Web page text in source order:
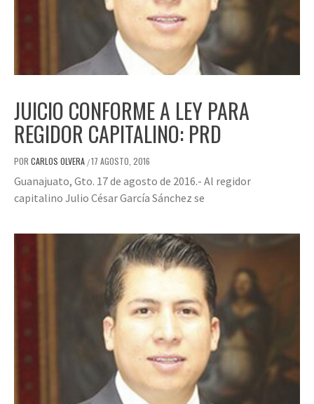
JUICIO CONFORME A LEY PARA
REGIDOR CAPITALINO: PRD
POR CARLOS OLVERA /17 AGOSTO, 2016
Guanajuato, Gto. 17 de agosto de 2016.- Al regidor
capitalino Julio César García Sánchez se